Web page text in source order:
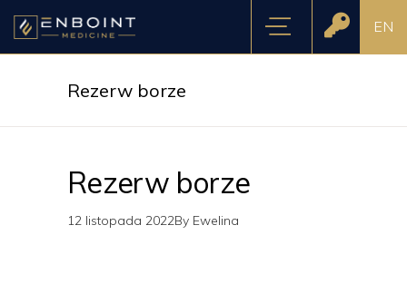
EN
Rezerw borze
Rezerw borze
12 listopada 2022By Ewelina